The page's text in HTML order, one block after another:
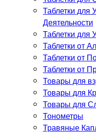
Таблетки для
Деятельности
Таблетки
Таблетки от
Таблетки от
Таблетки от
Товары для
Товары для
Товары для
Тонометры
Травяные